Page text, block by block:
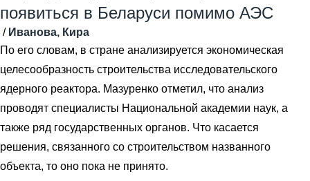
появиться в Беларуси помимо АЭС
/ Иванова, Кира
По его словам, в стране анализируется экономическая
целесообразность строительства исследовательского
ядерного реактора. Мазуренко отметил, что анализ
проводят специалисты Национальной академии наук, а
также ряд государственных органов. Что касается
решения, связанного со строительством названного
объекта, то оно пока не принято.